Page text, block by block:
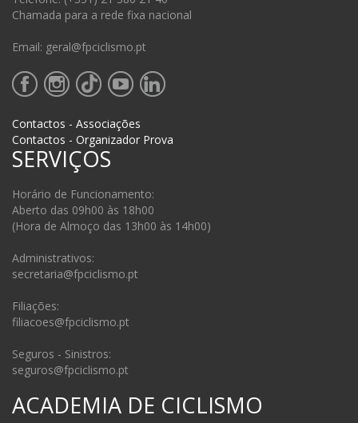
Chamada para a rede fixa nacional
Email: geral@fpciclismo.pt
Contactos - Associações
Contactos - Organizador Prova
SERVIÇOS
Horário de Funcionamento:
Aberto das 09h00 às 18h00
(Hora de Almoço das 13h00 às 14h00)
Administrativos:
secretaria@fpciclismo.pt
Filiações:
filiacoes@fpciclismo.pt
Seguros - Sinistros:
seguros@fpciclismo.pt
ACADEMIA DE CICLISMO